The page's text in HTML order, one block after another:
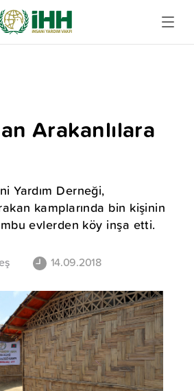
Arakanlılara
Yardım Derneği,
kamplarında bin kişinin
evlerden köy inşa etti.
14.09.2018